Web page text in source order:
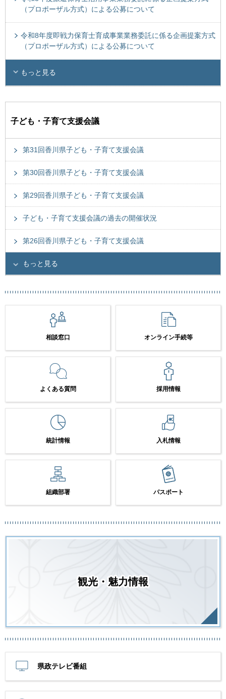
（プロポーザル方式）による公募について
令和8年度即戦力保育士育成事業業務委託に係る企画提案方式
（プロポーザル方式）による公募について
もっと見る
子ども・子育て支援会議
第31回香川県子ども・子育て支援会議
第30回香川県子ども・子育て支援会議
第29回香川県子ども・子育て支援会議
子ども・子育て支援会議の過去の開催状況
第26回香川県子ども・子育て支援会議
もっと見る
相談窓口 オンライン手続等
よくある質問 採用情報
統計情報 入札情報
組織部署 パスポート
観光・魅力情報
県政テレビ番組